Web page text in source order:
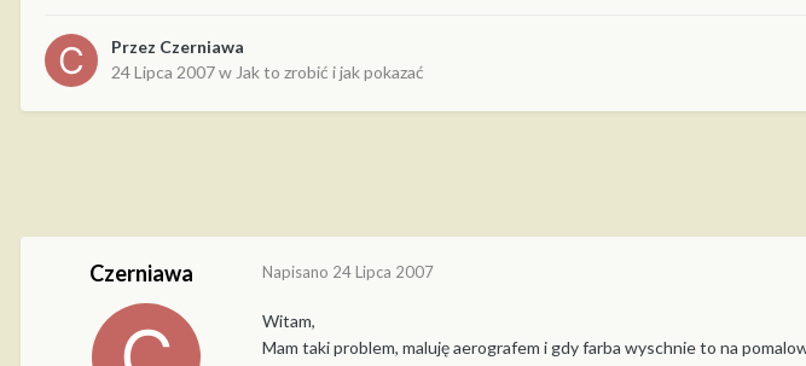
Przez Czerniawa
24 Lipca 2007w Jak to zrobić i jak pokazać
Czerniawa Napisano 24 Lipca 2007
Witam,
Mam taki problem, maluję aerografem i gdy farba wyschnie to na